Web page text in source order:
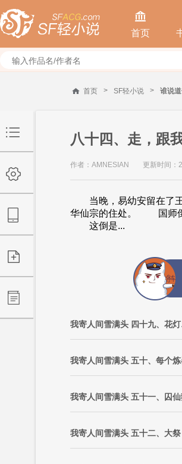

首页
首页 > SF轻小说 > 谁说
八十四、走，跟
作者：AMNESIAN 更新时间：
当晚，易幼安留在了
华仙宗的住处。 国师倒
这倒是...
我寄人间雪满头 四十九、花
我寄人间雪满头 五十、每个
我寄人间雪满头 五十一、囚
我寄人间雪满头 五十二、大祭